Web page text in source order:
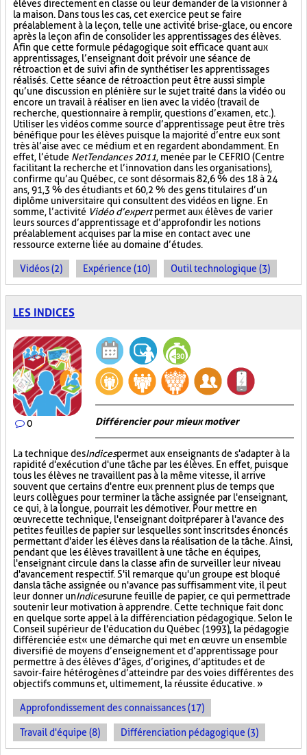
élèves directement en classe ou leur demander de la visionner à
la maison. Dans tous les cas, cet exercice peut se faire
préalablement à la leçon, telle une activité brise-glace, ou encore
après la leçon afin de consolider les apprentissages des élèves.
Afin que cette formule pédagogique soit efficace quant aux
apprentissages, l’enseignant doit prévoir une séance de
rétroaction et de suivi afin de synthétiser les apprentissages
réalisés. Cette séance de rétroaction peut être aussi simple
qu’une discussion en plénière sur le sujet traité dans la vidéo ou
encore un travail à réaliser en lien avec la vidéo (travail de
recherche, questionnaire à remplir, questions d’examen, etc.).
Utiliser les vidéos comme source d’apprentissage peut être très
bénéfique pour les élèves puisque la majorité d’entre eux sont
très à l’aise avec ce médium et en regardent abondamment. En
effet, l’étude NetTendances 2011, menée par le CEFRIO (Centre
facilitant la recherche et l’innovation dans les organisations),
confirme qu’au Québec, ce sont désormais 82,6 % des 18 à 24
ans, 91,3 % des étudiants et 60,2 % des gens titulaires d’un
diplôme universitaire qui consultent des vidéos en ligne. En
somme, l’activité Vidéo d’expertpermet aux élèves de varier
leurs sources d’apprentissage et d’approfondir les notions
préalablement acquises par la mise en contact avec une
ressource externe liée au domaine d’études.
Vidéos (2) Expérience (10) Outil technologique (3)
LES INDICES
0 Différencier pour mieux motiver
La technique desIndicespermet aux enseignants de s'adapter à la
rapidité d'exécution d'une tâche par les élèves. En effet, puisque
tous les élèves ne travaillent pas à la même vitesse, il arrive
souvent que certains d'entre eux prennent plus de temps que
leurs collègues pour terminer la tâche assignée par l'enseignant,
ce qui, à la longue, pourrait les démotiver. Pour mettre en
œuvre cette technique, l'enseignant doit préparer à l'avance des
petites feuilles de papier sur lesquelles sont inscrits des énoncés
permettant d'aider les élèves dans la réalisation de la tâche. Ainsi,
pendant que les élèves travaillent à une tâche en équipes,
l'enseignant circule dans la classe afin de surveiller leur niveau
d'avancement respectif. S'il remarque qu'un groupe est bloqué
dans la tâche assignée ou n'avance pas suffisamment vite, il peut
leur donner unIndicesurune feuille de papier, ce qui permettra de
soutenir leur motivation à apprendre. Cette technique fait donc
en quelque sorte appel à la différenciation pédagogique. Selon le
Conseil supérieur de l'éducation du Québec (1993), la pédagogie
différenciée est « une démarche qui met en œuvre un ensemble
diversifié de moyens d’enseignement et d’apprentissage pour
permettre à des élèves d’âges, d’origines, d’aptitudes et de
savoir-faire hétérogènes d’atteindre par des voies différentes des
objectifs communs et, ultimement, la réussite éducative. »
Approfondissement des connaissances (17)
Travail d'équipe (8) Différenciation pédagogique (3)